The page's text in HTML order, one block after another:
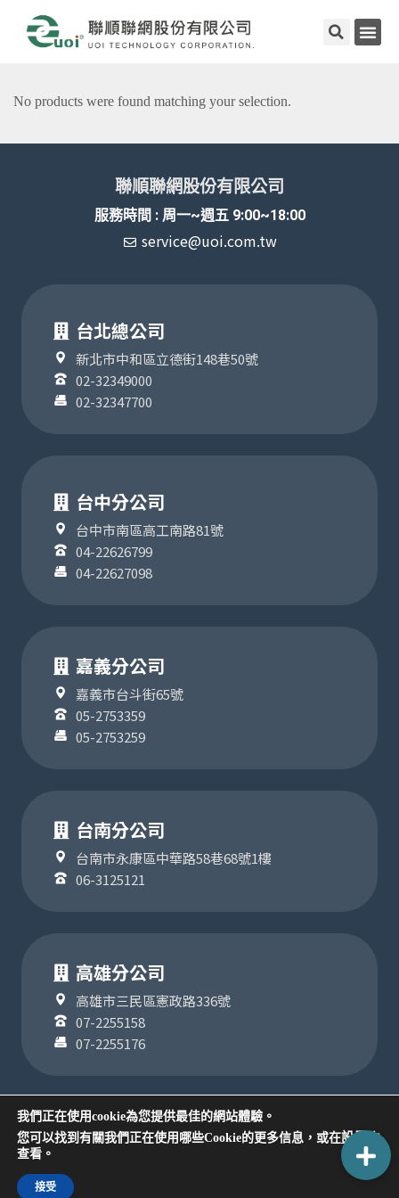
No products were found matching your selection.
聯順聯網股份有限公司
服務時間 : 周一~週五 9:00~18:00
service@uoi.com.tw
台北總公司
新北市中和區立德街148巷50號
02-32349000
02-32347700
台中分公司
台中市南區高工南路81號
04-22626799
04-22627098
嘉義分公司
嘉義市台斗街65號
05-2753359
05-2753259
台南分公司
台南市永康區中華路58巷68號1樓
06-3125121
高雄分公司
高雄市三民區憲政路336號
07-2255158
07-2255176
COPYRIGHT ©2024
我們正在使用cookie為您提供最佳的網站體驗。
您可以找到有關我們正在使用哪些Cookie的更多信息，或在設置
中
查看。
接受